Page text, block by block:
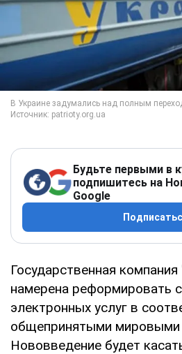
Будьте первыми в
подпишитесь на
Google
Государственная компания
намерена реформировать
электронных услуг в
общепринятыми мировыми
Нововведение будет